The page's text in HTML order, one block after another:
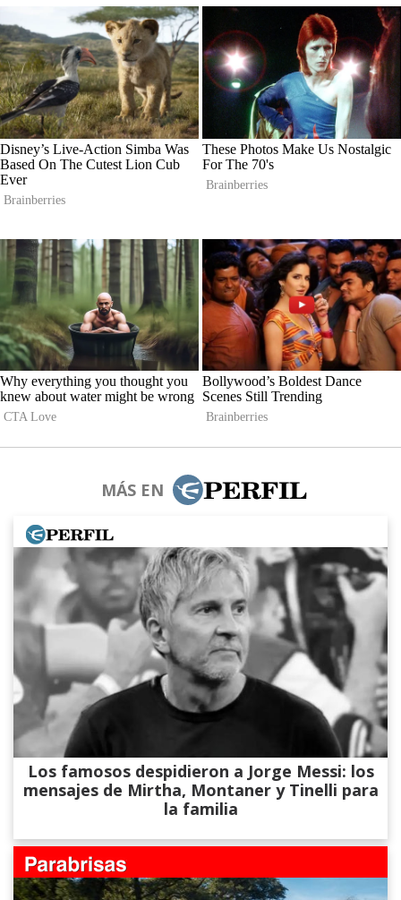
MÁS EN
Los famosos despidieron a Jorge Messi: los
mensajes de Mirtha, Montaner y Tinelli para
la familia